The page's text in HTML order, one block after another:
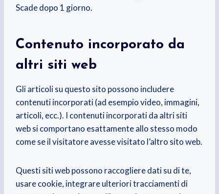
Scade dopo 1 giorno.
Contenuto incorporato da
altri siti web
Gli articoli su questo sito possono includere
contenuti incorporati (ad esempio video, immagini,
articoli, ecc.). I contenuti incorporati da altri siti
web si comportano esattamente allo stesso modo
come se il visitatore avesse visitato l’altro sito web.
Questi siti web possono raccogliere dati su di te,
usare cookie, integrare ulteriori tracciamenti di